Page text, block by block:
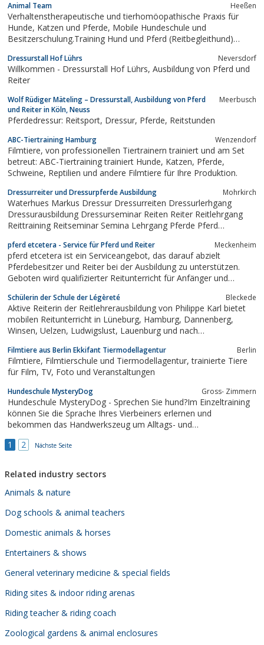
für den Tierhalter wie Reiki, Aura-Clearing, Kinesiologie,
Channeling und...
Animal Team Heeßen
Verhaltenstherapeutische und tierhomöopathische Praxis für
Hunde, Katzen und Pferde, Mobile Hundeschule und
Besitzerschulung.Training Hund und Pferd (Reitbegleithund)
und Alltagstraining in kleinen Gruppen.Neu!Mensch mit Hund
Gruppe! Im Fordergrund stehen gemeinsame...
Dressurstall Hof Lührs Neversdorf
Willkommen - Dressurstall Hof Lührs, Ausbildung von Pferd und
Reiter
Wolf Rüdiger Mäteling – Dressurstall, Ausbildung von Pferd
und Reiter in Köln, Neuss
Meerbusch
Pferdedressur: Reitsport, Dressur, Pferde, Reitstunden
ABC-Tiertraining Hamburg Wenzendorf
Filmtiere, von professionellen Tiertrainern trainiert und am Set
betreut: ABC-Tiertraining trainiert Hunde, Katzen, Pferde,
Schweine, Reptilien und andere Filmtiere für Ihre Produktion.
Dressurreiter und Dressurpferde Ausbildung Mohrkirch
Waterhues Markus Dressur Dressurreiten Dressurlerhgang
Dressurausbildung Dressurseminar Reiten Reiter Reitlehrgang
Reittraining Reitseminar Semina Lehrgang Pferde Pferd
Pferdeverkauf Verkaufspferde Verkaufspferd Norwegen Reitstall
Dressurpferd Dressurpferde Reiterhof...
pferd etcetera - Service für Pferd und Reiter Meckenheim
pferd etcetera ist ein Serviceangebot, das darauf abzielt
Pferdebesitzer und Reiter bei der Ausbildung zu unterstützen.
Geboten wird qualifizierter Reitunterricht für Anfänger und
Freizeitreiter oder Sportreiter mit Dressurambitionen - individuell
angepasste...
Schülerin der Schule der Légèreté Bleckede
Aktive Reiterin der Reitlehrerausbildung von Philippe Karl bietet
mobilen Reitunterricht in Lüneburg, Hamburg, Dannenberg,
Winsen, Uelzen, Ludwigslust, Lauenburg und nach
Pferdes
Filmtiere aus Berlin Ekkifant Tiermodellagentur Berlin
Filmtiere, Filmtierschule und Tiermodellagentur, trainierte Tiere
für Film, TV, Foto und Veranstaltungen
Hundeschule MysteryDog Gross- Zimmern
Hundeschule MysteryDog - Sprechen Sie hund?Im Einzeltraining
können Sie die Sprache Ihres Vierbeiners erlernen und
bekommen das Handwerkszeug um Alltags- und
schlummernden Talente Ihres Hundes im Clicker-, Apportier- und
1 2 Nächste Seite
Related industry sectors
Animals & nature
Dog schools & animal teachers
Domestic animals & horses
Entertainers & shows
General veterinary medicine & special fields
Riding sites & indoor riding arenas
Riding teacher & riding coach
Zoological gardens & animal enclosures